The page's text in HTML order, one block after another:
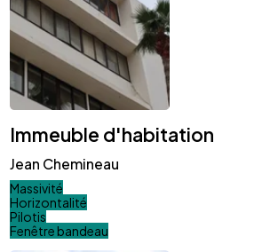
Immeuble d'habitation
Jean Chemineau
Massivité
Horizontalité
Pilotis
Fenêtre bandeau